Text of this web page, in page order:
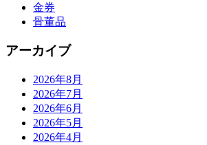
金券
骨董品
アーカイブ
2026年8月
2026年7月
2026年6月
2026年5月
2026年4月